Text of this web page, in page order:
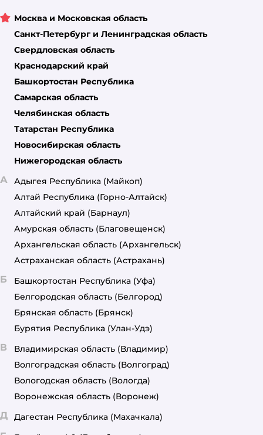
Москва и Московская область
Санкт-Петербург и Ленинградская область
Свердловская область
Краснодарский край
Башкортостан Республика
Самарская область
Челябинская область
Татарстан Республика
Новосибирская область
Нижегородская область
А Адыгея Республика (Майкоп)
Алтай Республика (Горно-Алтайск)
Алтайский край (Барнаул)
Амурская область (Благовещенск)
Архангельская область (Архангельск)
Астраханская область (Астрахань)
Б Башкортостан Республика (Уфа)
Белгородская область (Белгород)
Брянская область (Брянск)
Бурятия Республика (Улан-Удэ)
В Владимирская область (Владимир)
Волгоградская область (Волгоград)
Вологодская область (Вологда)
Воронежская область (Воронеж)
Д Дагестан Республика (Махачкала)